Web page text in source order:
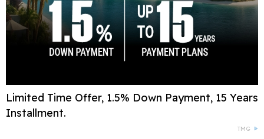
Limited Time Offer, 1.5% Down Payment, 15 Years
Installment.
TMG